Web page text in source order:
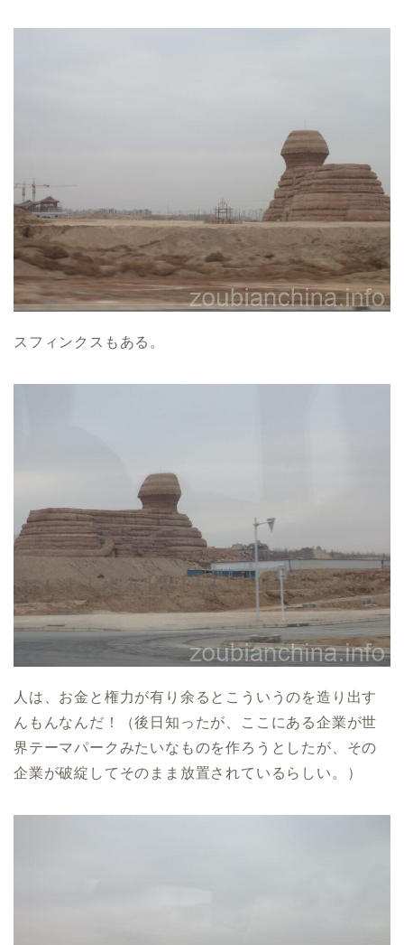
スフィンクスもある。
人は、お金と権力が有り余るとこういうのを造り出す
んもんなんだ！（後日知ったが、ここにある企業が世
界テーマパークみたいなものを作ろうとしたが、その
企業が破綻してそのまま放置されているらしい。）